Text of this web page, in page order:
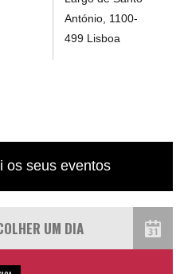
António, 1100-
499 Lisboa
os seus eventos